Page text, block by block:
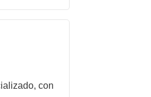
con